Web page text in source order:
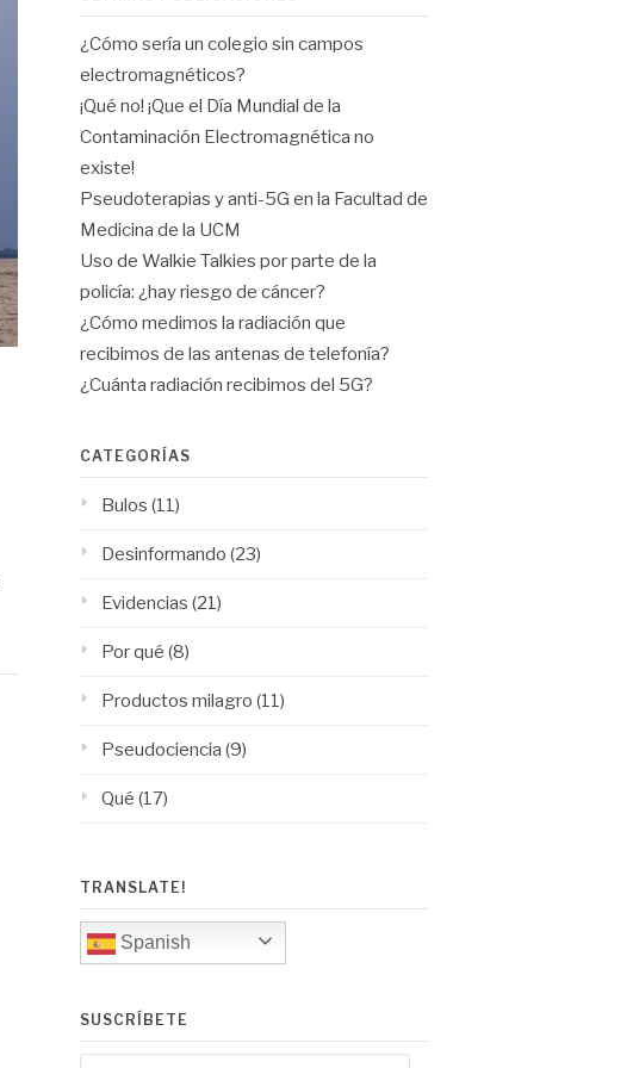
¿Cómo sería un colegio sin campos
electromagnéticos?
¡Qué no! ¡Que el Día Mundial de la
Contaminación Electromagnética no
existe!
Pseudoterapias y anti-5G en la Facultad de
Medicina de la UCM
Uso de Walkie Talkies por parte de la
policía: ¿hay riesgo de cáncer?
¿Cómo medimos la radiación que
recibimos de las antenas de telefonía?
¿Cuánta radiación recibimos del 5G?
CATEGORÍAS
Bulos (11)
Desinformando (23)
Evidencias (21)
Por qué (8)
Productos milagro (11)
Pseudociencia (9)
Qué (17)
TRANSLATE!
Spanish
SUSCRÍBETE